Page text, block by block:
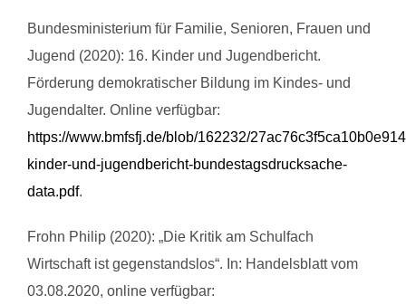
Bundesministerium für Familie, Senioren, Frauen und
Jugend (2020): 16. Kinder und Jugendbericht.
Förderung demokratischer Bildung im Kindes- und
Jugendalter. Online verfügbar:
https://www.bmfsfj.de/blob/162232/
kinder-und-jugendbericht-bundestagsdrucksache-
data.pdf.
Frohn Philip (2020): „Die Kritik am Schulfach
Wirtschaft ist gegenstandslos“. In: Handelsblatt vom
03.08.2020, online verfügbar: